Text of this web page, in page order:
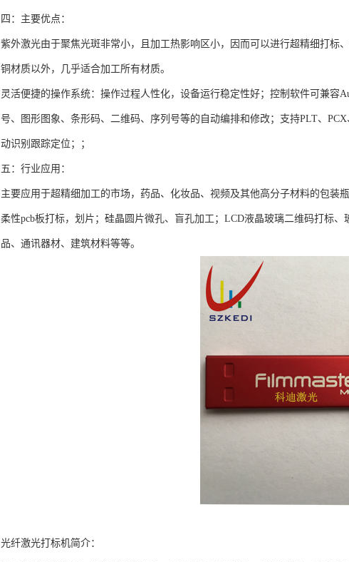
四：主要优点：
紫外激光由于聚焦光斑非常小，且加工热影响区小，因而可以进行超精细打标
铜材质以外，几乎适合加工所有材质。
灵活便捷的操作系统：操作过程人性化，设备运行稳定性好；控制软件可兼容
号、图形图象、条形码、二维码、序列号等的自动编排和修改；支持PLT、
动识别跟踪定位；；
五：行业应用：
主要应用于超精细加工的市场，药品、化妆品、视频及其他高分子材料的包装
柔性pcb板打标，划片；硅晶圆片微孔、盲孔加工；LCD液晶玻璃二维码打标
品、通讯器材、建筑材料等等。
光纤激光打标机简介：